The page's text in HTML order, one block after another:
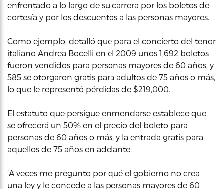
enfrentado a lo largo de su carrera por los boletos de
cortesía y por los descuentos a las personas mayores.
Como ejemplo, detalló que para el concierto del tenor
italiano Andrea Bocelli en el 2009 unos 1,692 boletos
fueron vendidos para personas mayores de 60 años, y
585 se otorgaron gratis para adultos de 75 años o más,
lo que le representó pérdidas de $219,000.
El estatuto que persigue enmendarse establece que
se ofrecerá un 50% en el precio del boleto para
personas de 60 años o más, y la entrada gratis para
aquellos de 75 años en adelante.
‘A veces me pregunto por qué el gobierno no crea
una ley y le concede a las personas mayores de 60